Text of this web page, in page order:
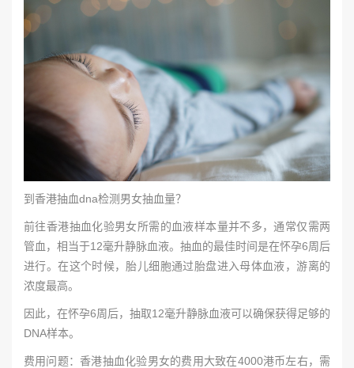
到香港抽血dna检测男女抽血量？
前往香港抽血化验男女所需的血液样本量并不多，通常仅需两
管血，相当于12毫升静脉血液。抽血的最佳时间是在怀孕6周后
进行。在这个时候，胎儿细胞通过胎盘进入母体血液，游离的
浓度最高。
因此，在怀孕6周后，抽取12毫升静脉血液可以确保获得足够的
DNA样本。
费用问题：香港抽血化验男女的费用大致在4000港币左右，需